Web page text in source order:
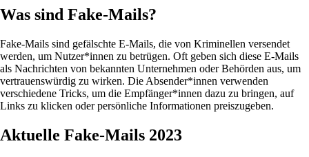
Was sind Fake-Mails?
Fake-Mails sind gefälschte E-Mails, die von Kriminellen versendet
werden, um Nutzer*innen zu betrügen. Oft geben sich diese E-Mails
als Nachrichten von bekannten Unternehmen oder Behörden aus, um
vertrauenswürdig zu wirken. Die Absender*innen verwenden
verschiedene Tricks, um die Empfänger*innen dazu zu bringen, auf
Links zu klicken oder persönliche Informationen preiszugeben.
Aktuelle Fake-Mails 2023